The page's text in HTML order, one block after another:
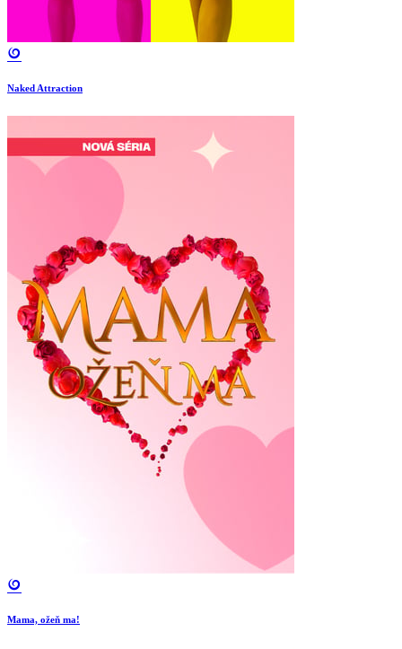
Naked Attraction
Mama, ožeň ma!